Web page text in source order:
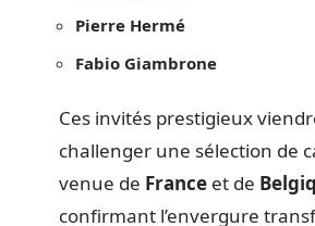
Pierre Hermé
Fabio Giambrone
Ces invités prestigieux
challenger une sélection de
venue de France et de
confirmant l’envergure